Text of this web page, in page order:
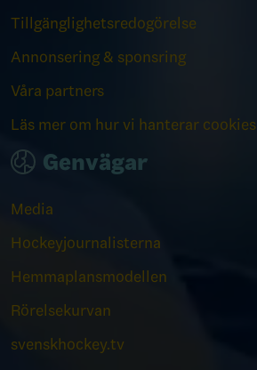
Tillgänglighetsredogörelse
Annonsering & sponsring
Våra partners
Läs mer om hur vi hanterar cookies
Genvägar
Media
Hockeyjournalisterna
Hemmaplansmodellen
Rörelsekurvan
svenskhockey.tv